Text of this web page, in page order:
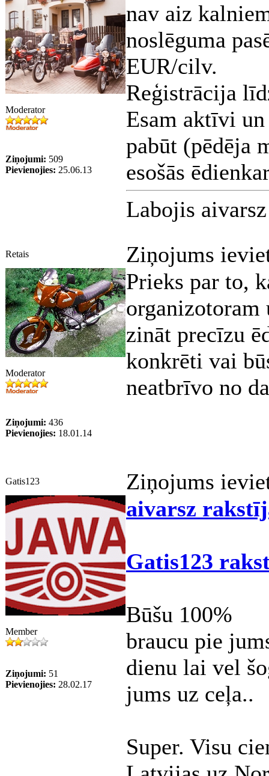
Moderator
Ziņojumi: 509
Pievienojies: 25.06.13
nav aiz
noslēguma
EUR/cilv.
Reģistrācija
Esam aktīvi
pabūt (pēdēja
esošās
Labojis
Retais Ziņojums
Moderator
Ziņojumi: 436
Pievienojies: 18.01.14
Prieks par to,
zināt precīzu
konkrēti vai
neatbrīvo no
Gatis123 Ziņojums
Member
Ziņojumi: 51
Pievienojies: 28.02.17
aivarsz
Gatis123
Būšu 100%
braucu pie
dienu lai vel
jums uz ceļa..
Super. Visu